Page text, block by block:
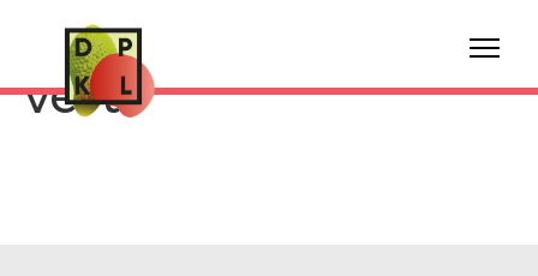
Conservation Kiwi
vert